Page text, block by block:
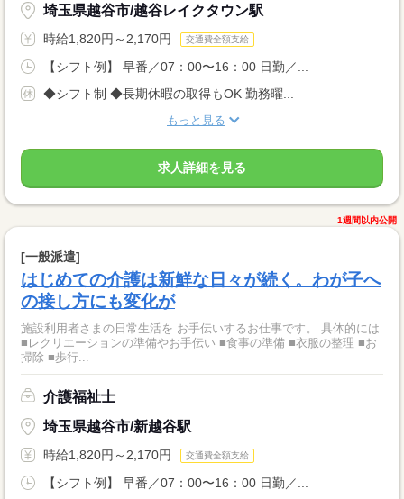
埼玉県越谷市/越谷レイクタウン駅
時給1,820円～2,170円 交通費全額支給
【シフト例】 早番／07：00〜16：00 日勤／...
◆シフト制 ◆長期休暇の取得もOK 勤務曜...
もっと見る
求人詳細を見る
1週間以内公開
[一般派遣]
はじめての介護は新鮮な日々が続く。わが子へ
の接し方にも変化が
施設利用者さまの日常生活を お手伝いするお仕事です。 具体的には
■レクリエーションの準備やお手伝い ■食事の準備 ■衣服の整理 ■お
掃除 ■歩行...
介護福祉士
埼玉県越谷市/新越谷駅
時給1,820円～2,170円 交通費全額支給
【シフト例】 早番／07：00〜16：00 日勤／...